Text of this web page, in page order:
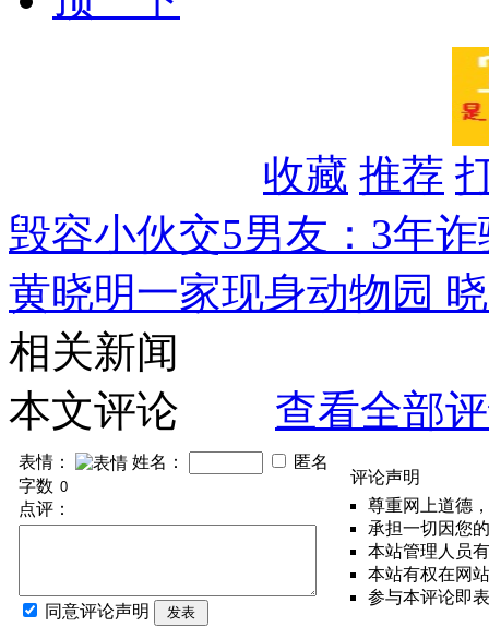
收藏 推荐
毁容小伙交5男友：3年
黄晓明一家现身动物园
相关新闻
本文评论
查看全部
表情： 姓名：
匿名
字数
点评：
同意评论声明 发表
评论声明
尊重网上道德
承担一切因您
本站管理人员
本站有权在网
参与本评论即